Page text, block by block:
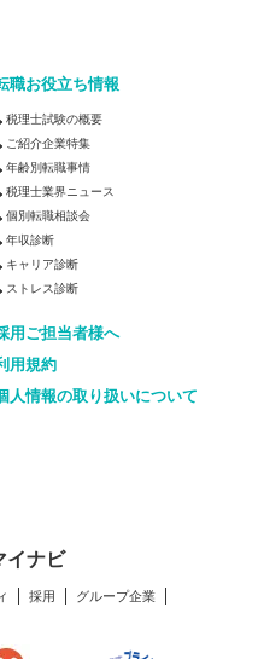
職お役立ち情報
税理士試験の概要
ご紹介企業特集
年齢別転職事情
税理士業界ニュース
個別転職相談会
年収診断
キャリア診断
ストレス診断
用ご担当者様へ
用規約
人情報の取り扱いについて
イナビ
採用
グループ企業